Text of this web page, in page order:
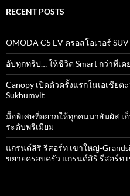
RECENT POSTS
OMODA C5 EV ครอสโอเวอร์
อัปทุกทริป… ให้ชีวิต Smart กว่าที่เค
Canopy เปิดตัวครั้งแรกในเอเชียต
Sukhumvit
มื้อพิเศษที่อยากให้ทุกคนมาสัมผัส เ
ระดับพรีเมียม
แกรนด์สิริ​ รีสอร์ท​ เขาใหญ่​-
ขยายครอบครัว แกรนด์สิริ รีสอร์ท